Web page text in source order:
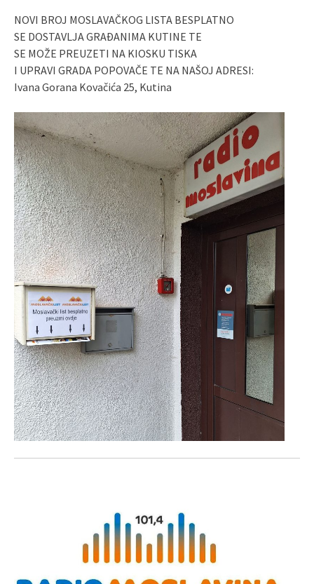
NOVI BROJ MOSLAVAČKOG LISTA BESPLATNO
SE DOSTAVLJA GRAĐANIMA KUTINE TE
SE MOŽE PREUZETI NA KIOSKU TISKA
I UPRAVI GRADA POPOVAČE TE NA NAŠOJ ADRESI:
Ivana Gorana Kovačića 25, Kutina